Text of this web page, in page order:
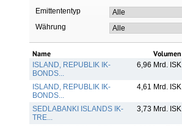
Emittententyp
Währung
Name Volumen
ISLAND, REPUBLIK IK-
BONDS...
6,96 Mrd. ISK
ISLAND, REPUBLIK IK-
BONDS...
4,61 Mrd. ISK
SEDLABANKI ISLANDS IK-
TRE...
3,73 Mrd. ISK